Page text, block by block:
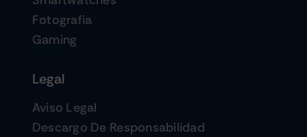
Fotografia
Gaming
Legal
Aviso Legal
Descargo De Responsabilidad